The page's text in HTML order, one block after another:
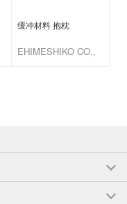
缓冲材料 抱枕
EHIMESHIKO CO.,